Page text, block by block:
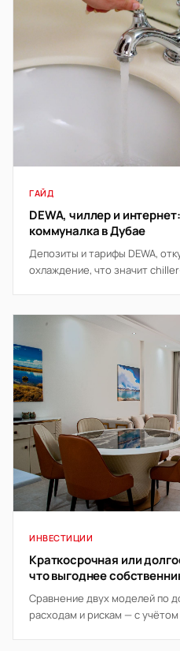
ГАЙД
DEWA, чиллер и
коммуналка в Дубае
Депозиты и тарифы DEWA,
охлаждение, что значит
ИНВЕСТИЦИИ
Краткосрочная или
что выгоднее
Сравнение двух моделей по
расходам и рискам — с